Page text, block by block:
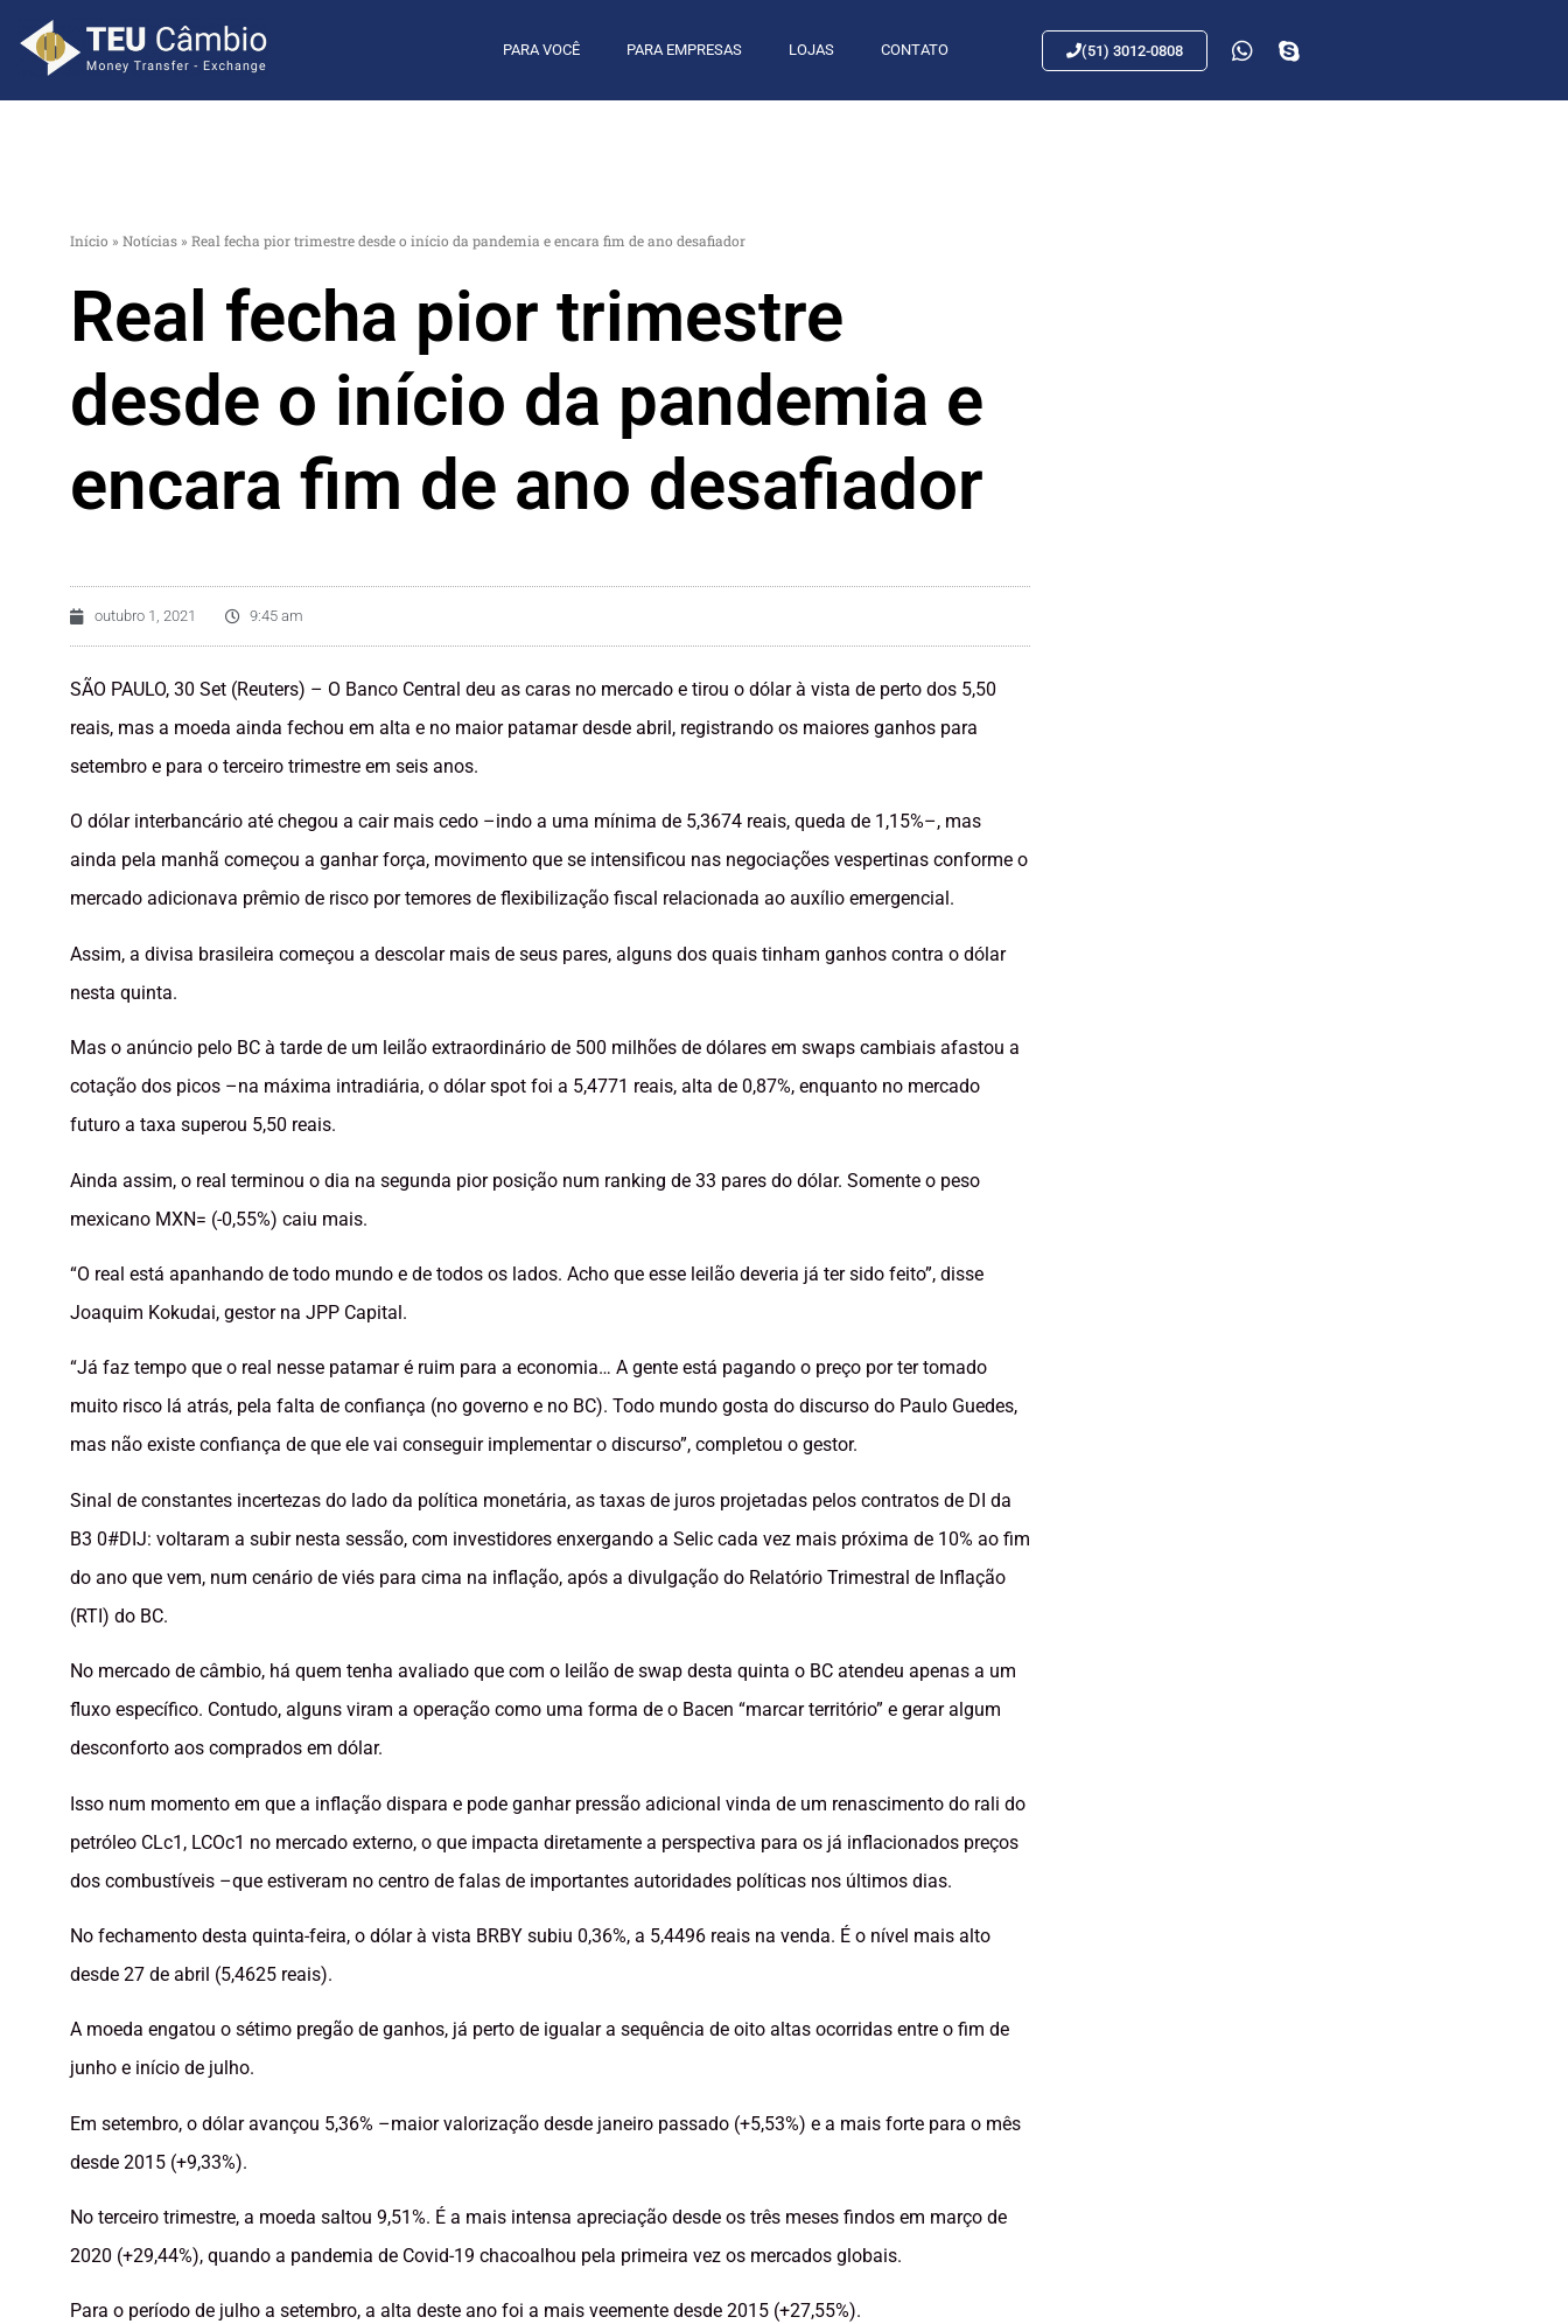
PARA VOCÊ PARA EMPRESAS LOJAS CONTATO (51) 3012-0808
Início » Notícias » Real fecha pior trimestre desde o início da pandemia e encara fim de ano desafiador
Real fecha pior trimestre
desde o início da pandemia e
encara fim de ano desafiador
outubro 1, 2021 9:45 am
SÃO PAULO, 30 Set (Reuters) – O Banco Central deu as caras no mercado e tirou o dólar à vista de perto dos 5,50
reais, mas a moeda ainda fechou em alta e no maior patamar desde abril, registrando os maiores ganhos para
setembro e para o terceiro trimestre em seis anos.
O dólar interbancário até chegou a cair mais cedo –indo a uma mínima de 5,3674 reais, queda de 1,15%–, mas
ainda pela manhã começou a ganhar força, movimento que se intensificou nas negociações vespertinas conforme o
mercado adicionava prêmio de risco por temores de flexibilização fiscal relacionada ao auxílio emergencial.
Assim, a divisa brasileira começou a descolar mais de seus pares, alguns dos quais tinham ganhos contra o dólar
nesta quinta.
Mas o anúncio pelo BC à tarde de um leilão extraordinário de 500 milhões de dólares em swaps cambiais afastou a
cotação dos picos –na máxima intradiária, o dólar spot foi a 5,4771 reais, alta de 0,87%, enquanto no mercado
futuro a taxa superou 5,50 reais.
Ainda assim, o real terminou o dia na segunda pior posição num ranking de 33 pares do dólar. Somente o peso
mexicano MXN= (-0,55%) caiu mais.
“O real está apanhando de todo mundo e de todos os lados. Acho que esse leilão deveria já ter sido feito”, disse
Joaquim Kokudai, gestor na JPP Capital.
“Já faz tempo que o real nesse patamar é ruim para a economia… A gente está pagando o preço por ter tomado
muito risco lá atrás, pela falta de confiança (no governo e no BC). Todo mundo gosta do discurso do Paulo Guedes,
mas não existe confiança de que ele vai conseguir implementar o discurso”, completou o gestor.
Sinal de constantes incertezas do lado da política monetária, as taxas de juros projetadas pelos contratos de DI da
B3 0#DIJ: voltaram a subir nesta sessão, com investidores enxergando a Selic cada vez mais próxima de 10% ao fim
do ano que vem, num cenário de viés para cima na inflação, após a divulgação do Relatório Trimestral de Inflação
(RTI) do BC.
No mercado de câmbio, há quem tenha avaliado que com o leilão de swap desta quinta o BC atendeu apenas a um
fluxo específico. Contudo, alguns viram a operação como uma forma de o Bacen “marcar território” e gerar algum
desconforto aos comprados em dólar.
Isso num momento em que a inflação dispara e pode ganhar pressão adicional vinda de um renascimento do rali do
petróleo CLc1, LCOc1 no mercado externo, o que impacta diretamente a perspectiva para os já inflacionados preços
dos combustíveis –que estiveram no centro de falas de importantes autoridades políticas nos últimos dias.
No fechamento desta quinta-feira, o dólar à vista BRBY subiu 0,36%, a 5,4496 reais na venda. É o nível mais alto
desde 27 de abril (5,4625 reais).
A moeda engatou o sétimo pregão de ganhos, já perto de igualar a sequência de oito altas ocorridas entre o fim de
junho e início de julho.
Em setembro, o dólar avançou 5,36% –maior valorização desde janeiro passado (+5,53%) e a mais forte para o mês
desde 2015 (+9,33%).
No terceiro trimestre, a moeda saltou 9,51%. É a mais intensa apreciação desde os três meses findos em março de
2020 (+29,44%), quando a pandemia de Covid-19 chacoalhou pela primeira vez os mercados globais.
Para o período de julho a setembro, a alta deste ano foi a mais veemente desde 2015 (+27,55%).